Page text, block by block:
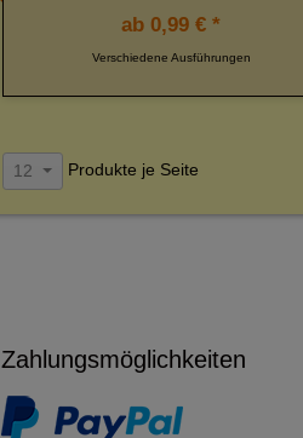
ab 0,99 € *
Verschiedene Ausführungen
12 Produkte je Seite
Zahlungsmöglichkeiten